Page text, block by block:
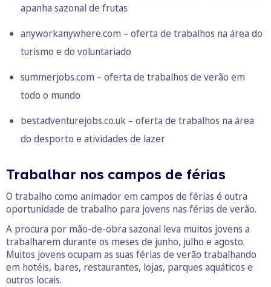
apanha sazonal de frutas
anyworkanywhere.com – oferta de trabalhos na área do
turismo e do voluntariado
summerjobs.com – oferta de trabalhos de verão em
todo o mundo
bestadventurejobs.co.uk – oferta de trabalhos na área
do desporto e atividades de lazer
Trabalhar nos campos de férias
O trabalho como animador em campos de férias é outra
oportunidade de trabalho para jovens nas férias de verão.
A procura por mão-de-obra sazonal leva muitos jovens a
trabalharem durante os meses de junho, julho e agosto.
Muitos jovens ocupam as suas férias de verão trabalhando
em hotéis, bares, restaurantes, lojas, parques aquáticos e
outros locais.